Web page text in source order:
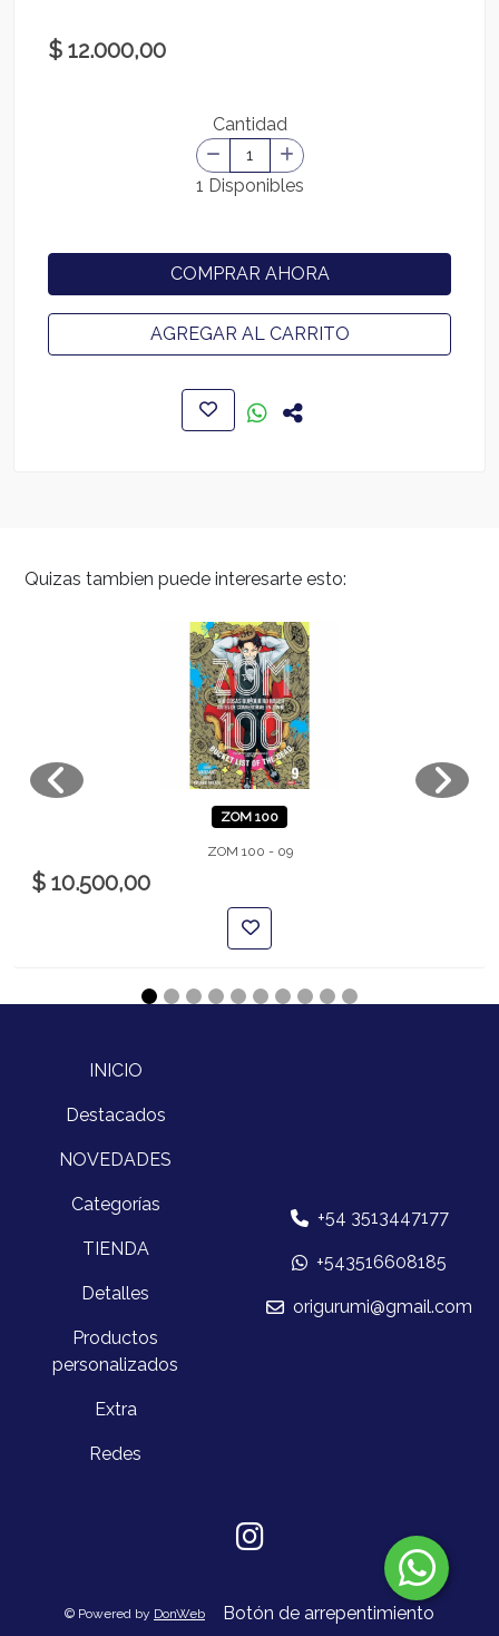
$ 12.000,00
Cantidad
1 Disponibles
COMPRAR AHORA
AGREGAR AL CARRITO
Quizas tambien puede interesarte esto:
ZOM 100
ZOM 100 - 09
$ 10.500,00
INICIO
Destacados
NOVEDADES
Categorías
TIENDA
Detalles
Productos
personalizados
Extra
Redes
+54 3513447177
+543516608185
origurumi@gmail.com
© Powered by DonWeb Botón de arrepentimiento